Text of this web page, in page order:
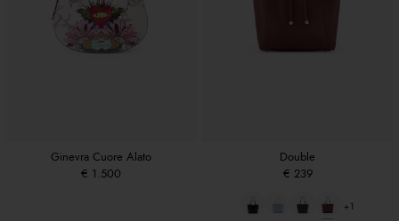
Ginevra Cuore Alato
€ 1.500
Double
€ 239
+1